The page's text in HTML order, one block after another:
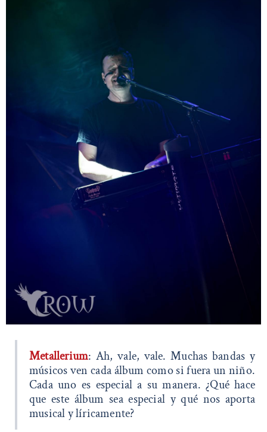
Metallerium: Ah, vale, vale. Muchas bandas y
músicos ven cada álbum como si fuera un niño.
Cada uno es especial a su manera. ¿Qué hace
que este álbum sea especial y qué nos aporta
musical y líricamente?